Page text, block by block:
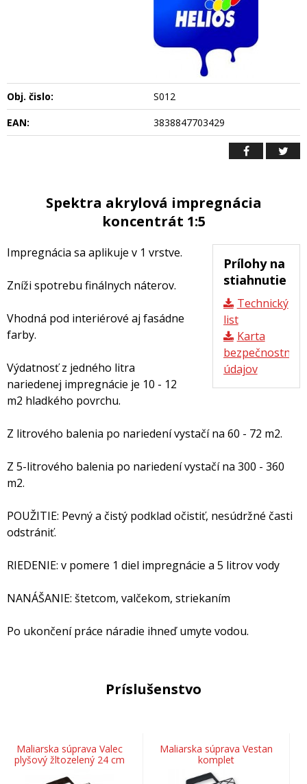
Obj. čislo:
S012
EAN:
3838847703429
Spektra akrylová impregnácia
koncentrát 1:5
Prílohy na
stiahnutie
Technický
list
Karta
bezpečnostných
údajov
Impregnácia sa aplikuje v 1 vrstve.
Zníži spotrebu finálnych náterov.
Vhodná pod interiérové aj fasádne
farby.
Výdatnosť z jedného litra
nariedenej impregnácie je 10 - 12
m2 hladkého povrchu.
Z litrového balenia po nariedení vystačí na 60 - 72 m2.
Z 5-litrového balenia po nariedení vystačí na 300 - 360
m2.
POUŽITIE: Pevný a čistý podklad očistiť, nesúdržné časti
odstrániť.
RIEDENIE: v pomere 1 diel impregnácie a 5 litrov vody
NANÁŠANIE: štetcom, valčekom, striekaním
Po ukončení práce náradie ihneď umyte vodou.
Príslušenstvo
Maliarska súprava Valec
plyšový žltozelený 24 cm
Maliarska súprava Vestan
komplet